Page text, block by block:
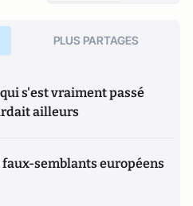
PLUS PARTAGES
s'est vraiment passé
ailleurs
semblants européens